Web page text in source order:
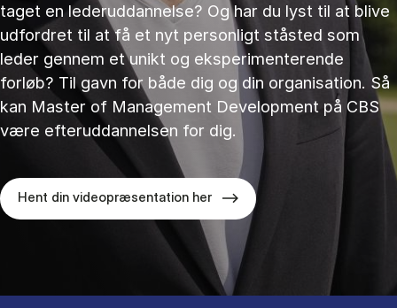
taget en lederuddannelse? Og har du lyst til at blive
udfordret til at få et nyt personligt ståsted som
leder gennem et unikt og eksperimenterende
forløb? Til gavn for både dig og din organisation. Så
kan Master of Management Development på CBS
være efteruddannelsen for dig.
Hent din videopræsentation her